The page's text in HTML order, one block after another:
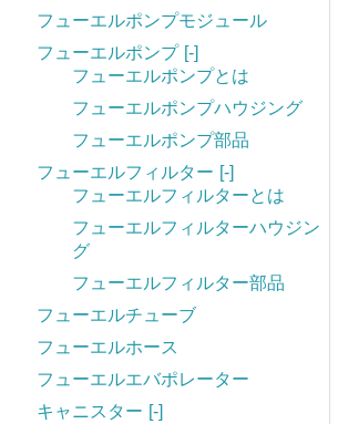
フューエルポンプモジュール
フューエルポンプ [-]
フューエルポンプとは
フューエルポンプハウジング
フューエルポンプ部品
フューエルフィルター [-]
フューエルフィルターとは
フューエルフィルターハウジン
グ
フューエルフィルター部品
フューエルチューブ
フューエルホース
フューエルエバポレーター
キャニスター [-]